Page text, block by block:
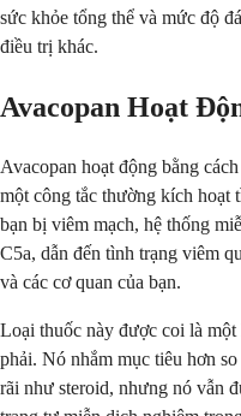
sức khỏe tổng thể và mức độ
điều trị khác.
Avacopan Hoạt
Avacopan hoạt động bằng
một công tắc thường kích hoạt
bạn bị viêm mạch, hệ thống
C5a, dẫn đến tình trạng viêm
và các cơ quan của bạn.
Loại thuốc này được coi là
phải. Nó nhắm mục tiêu hơn
rãi như steroid, nhưng nó vẫn